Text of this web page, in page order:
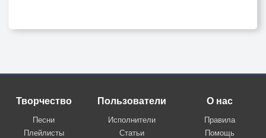
Творчество
Песни
Плейлисты
Пользователи
Исполнители
Статьи
О нас
Правила
Помощь